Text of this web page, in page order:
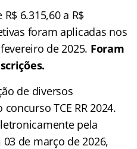
6.315,60 a R$
foram aplicadas nos
de 2025. Foram
de diversos
TCE RR 2024.
pela
de março de 2026,